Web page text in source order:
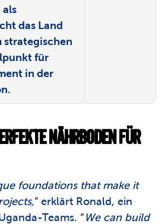
als
das Land
strategischen
für
in der
NÄHRBODEN FÜR
foundations that make it
” erklärt Ronald, ein
Teams. “We can build